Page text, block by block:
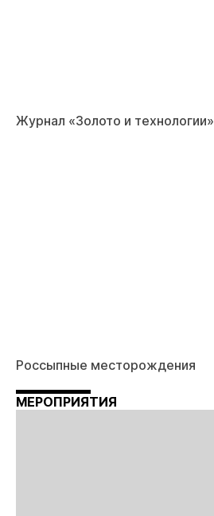
Журнал «Золото и технологии»
Россыпные месторождения
МЕРОПРИЯТИЯ